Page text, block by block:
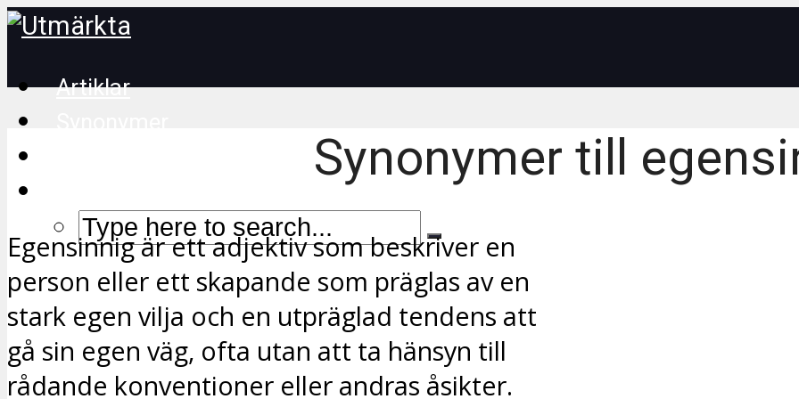
Artiklar
Synonymer till
Egensinnig är ett adjektiv som beskriver en
person eller ett skapande som präglas av en
stark egen vilja och en utpräglad tendens att
gå sin egen väg, ofta utan att ta hänsyn till
rådande konventioner eller andras åsikter.